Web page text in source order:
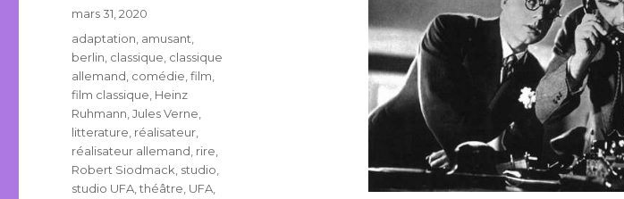
Publié
mars 31, 2020
Étiquettes
adaptation amusant
berlin classique classique
allemand comédie ,film
film classique Heinz
Ruhmann ,Jules Verne
litterature réalisateur
réalisateur allemand rire
Robert Siodmack studio
studio UFA ,théâtre UFA